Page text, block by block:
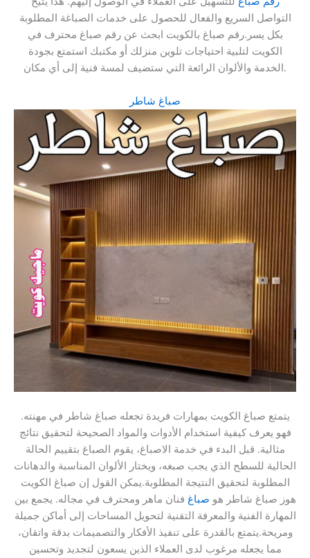
التواصل السريع والفعال للحصول على خدمات الصباغة المطلوبة
بكل يسر.رقم صباغ بالكويت ابحث عن رقم صباغ محترف في
الكويت لتلبية احتياجات تلوين منزلك أو مكتبك استمتع بجودة
الخدمة والألوان الرائعة التي ستضيف لمسة فنية إلى أي مكان.
صباغ شاطر
يتمتع صباغ الكويت بمهارات فريدة تجعله صباغ شاطر في مهنته.
فهو يعرف كيفية استخدام الأدوات والمواد الصحيحة لتحقيق نتائج
مثالية. قبل البدء في خدمة الاصباغ، يقوم الصباغ بتقييم الحالة
الحالية للسطح الذي يجب صبغه، ويختار الألوان المناسبة والدهانات
المطلوبة لتحقيق النتيجة المطلوبة.يمكن القول إن صباغ الكويت
هوز صباغ شاطر هو صباغ فنان ماهر ومحترف في مجاله. يجمع بين
المهارة الفنية والمعرفة التقنية لتحويل المساحات إلى أماكن جميلة
ومريحة.يتمتع بالقدرة على تنفيذ الأفكار والتصميمات بدقة واتقان،
مما يجعله مرغوب لدى العملاء الذين يسعون لتجديد وتحسين